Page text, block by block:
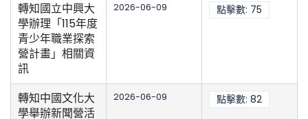
轉知國立中興大
學辦理「115年度
青少年職業探索
營計畫」相關資
訊
2026-06-09 點擊數: 75
轉知中國文化大
學舉辦新聞營活
2026-06-09 點擊數: 82